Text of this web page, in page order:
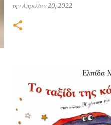
τηνΑπριλίου 20, 2022